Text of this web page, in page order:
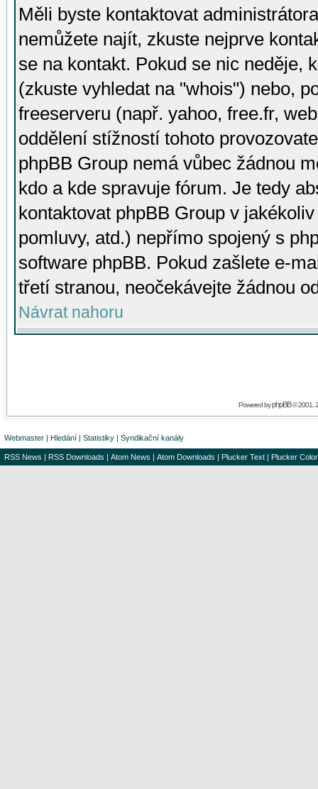
Měli byste kontaktovat
nemůžete najít, zkuste nejprve
se na kontakt. Pokud se nic neděje,
(zkuste vyhledat na "whois") nebo,
freeserveru (např. yahoo, free.fr,
oddělení stížností tohoto
phpBB Group nemá vůbec žádnou
kdo a kde spravuje fórum. Je tedy
kontaktovat phpBB Group v
pomluvy, atd.) nepřímo spojený s
software phpBB. Pokud zašlete e-
třetí stranou, neočekávejte žádnou
Návrat nahoru
Powered byphpBB© 2001,
Webmaster | Hledání | Statistiky | Syndikační kanály
RSS News | RSS Downloads | Atom News | Atom Downloads | Plucker Text | Plucker Color